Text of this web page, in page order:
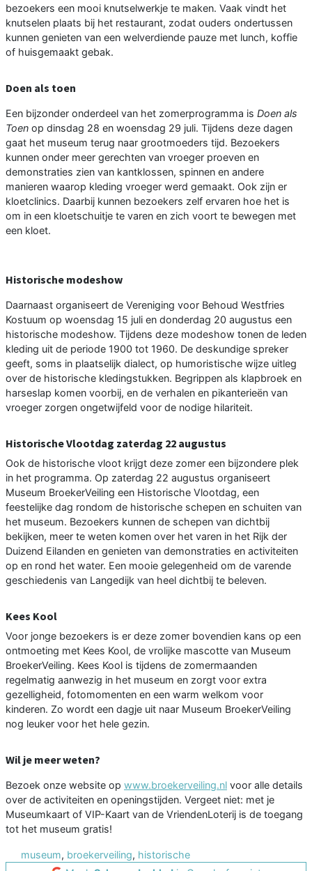
bezoekers een mooi knutselwerkje te maken. Vaak vindt het
knutselen plaats bij het restaurant, zodat ouders ondertussen
kunnen genieten van een welverdiende pauze met lunch, koffie
of huisgemaakt gebak.
Doen als toen
Een bijzonder onderdeel van het zomerprogramma is Doen als
Toen op dinsdag 28 en woensdag 29 juli. Tijdens deze dagen
gaat het museum terug naar grootmoeders tijd. Bezoekers
kunnen onder meer gerechten van vroeger proeven en
demonstraties zien van kantklossen, spinnen en andere
manieren waarop kleding vroeger werd gemaakt. Ook zijn er
kloetclinics. Daarbij kunnen bezoekers zelf ervaren hoe het is
om in een kloetschuitje te varen en zich voort te bewegen met
een kloet.
Historische modeshow
Daarnaast organiseert de Vereniging voor Behoud Westfries
Kostuum op woensdag 15 juli en donderdag 20 augustus een
historische modeshow. Tijdens deze modeshow tonen de leden
kleding uit de periode 1900 tot 1960. De deskundige spreker
geeft, soms in plaatselijk dialect, op humoristische wijze uitleg
over de historische kledingstukken. Begrippen als klapbroek en
harseslap komen voorbij, en de verhalen en pikanterieën van
vroeger zorgen ongetwijfeld voor de nodige hilariteit.
Historische Vlootdag zaterdag 22 augustus
Ook de historische vloot krijgt deze zomer een bijzondere plek
in het programma. Op zaterdag 22 augustus organiseert
Museum BroekerVeiling een Historische Vlootdag, een
feestelijke dag rondom de historische schepen en schuiten van
het museum. Bezoekers kunnen de schepen van dichtbij
bekijken, meer te weten komen over het varen in het Rijk der
Duizend Eilanden en genieten van demonstraties en activiteiten
op en rond het water. Een mooie gelegenheid om de varende
geschiedenis van Langedijk van heel dichtbij te beleven.
Kees Kool
Voor jonge bezoekers is er deze zomer bovendien kans op een
ontmoeting met Kees Kool, de vrolijke mascotte van Museum
BroekerVeiling. Kees Kool is tijdens de zomermaanden
regelmatig aanwezig in het museum en zorgt voor extra
gezelligheid, fotomomenten en een warm welkom voor
kinderen. Zo wordt een dagje uit naar Museum BroekerVeiling
nog leuker voor het hele gezin.
Wil je meer weten?
Bezoek onze website op www.broekerveiling.nl voor alle details
over de activiteiten en openingstijden. Vergeet niet: met je
Museumkaart of VIP-Kaart van de VriendenLoterij is de toegang
tot het museum gratis!
museum, broekerveiling, historische